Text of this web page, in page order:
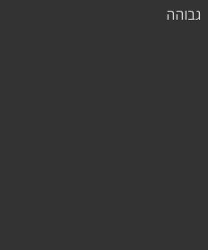
גבוהה